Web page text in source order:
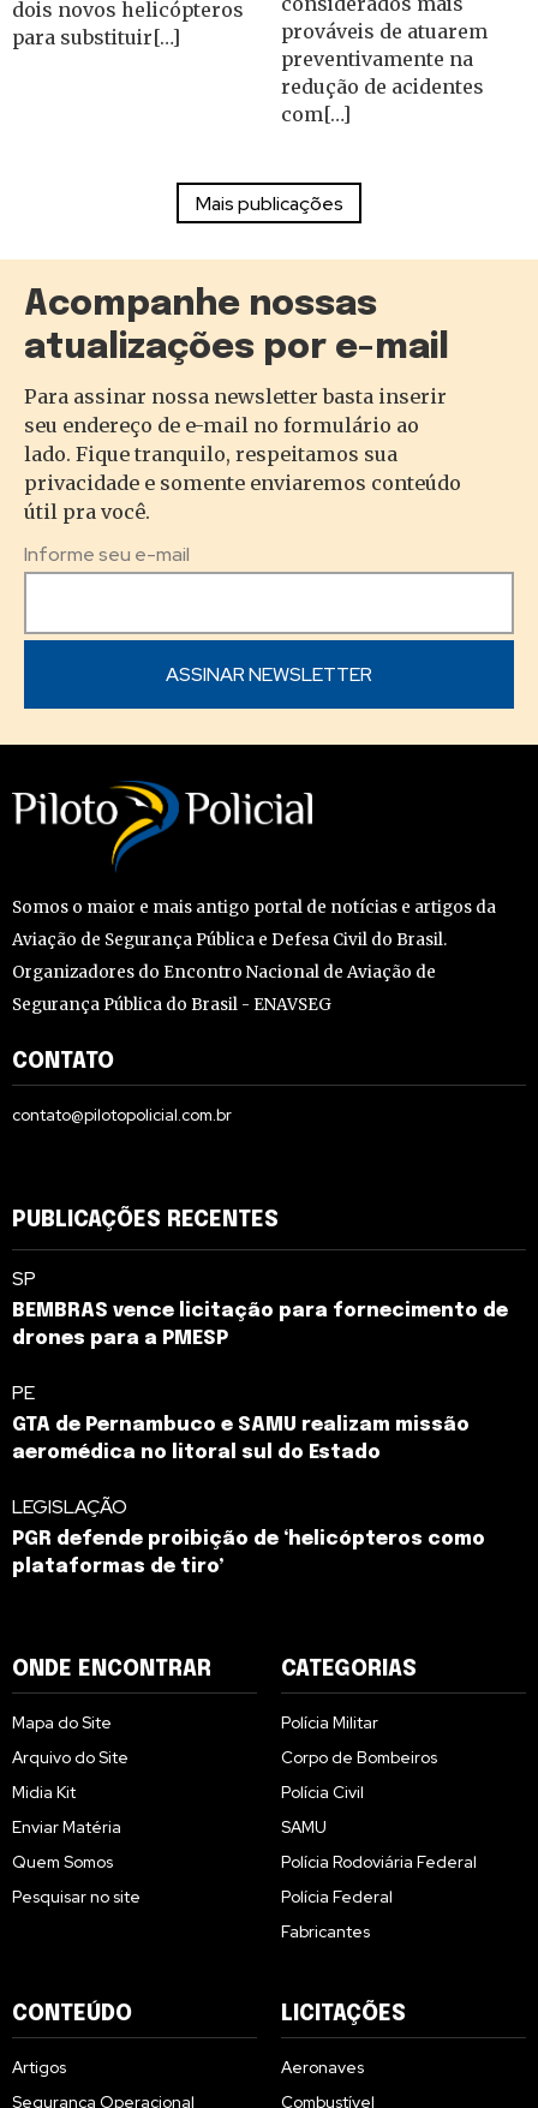
dois novos helicópteros
para substituir[…]
prováveis de atuarem
preventivamente na
redução de acidentes
com[…]
Acompanhe nossas
atualizações por e-mail
Para assinar nossa newsletter basta inserir
seu endereço de e-mail no formulário ao
lado. Fique tranquilo, respeitamos sua
privacidade e somente enviaremos conteúdo
útil pra você.
Informe seu e-mail
Somos o maior e mais antigo portal de notícias e artigos da
Aviação de Segurança Pública e Defesa Civil do Brasil.
Organizadores do Encontro Nacional de Aviação de
Segurança Pública do Brasil - ENAVSEG
CONTATO
contato@pilotopolicial.com.br
PUBLICAÇÕES RECENTES
SP
BEMBRAS vence licitação para fornecimento de
drones para a PMESP
PE
GTA de Pernambuco e SAMU realizam missão
aeromédica no litoral sul do Estado
LEGISLAÇÃO
PGR defende proibição de ‘helicópteros como
plataformas de tiro’
ONDE ENCONTRAR
Mapa do Site
Arquivo do Site
Midia Kit
Enviar Matéria
Quem Somos
Pesquisar no site
CATEGORIAS
Polícia Militar
Corpo de Bombeiros
Polícia Civil
SAMU
Polícia Rodoviária Federal
Polícia Federal
Fabricantes
CONTEÚDO
Artigos
Segurança Operacional
LICITAÇÕES
Aeronaves
Combustível